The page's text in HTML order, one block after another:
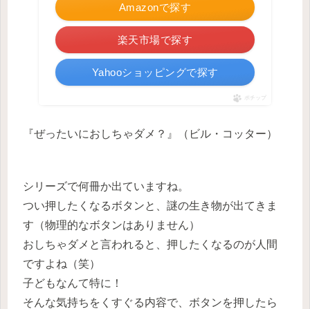
Amazonで探す
楽天市場で探す
Yahooショッピングで探す
ポチップ
『ぜったいにおしちゃダメ？』（ビル・コッター）
シリーズで何冊か出ていますね。
つい押したくなるボタンと、謎の生き物が出てきま
す（物理的なボタンはありません）
おしちゃダメと言われると、押したくなるのが人間
ですよね（笑）
子どもなんて特に！
そんな気持ちをくすぐる内容で、ボタンを押したら